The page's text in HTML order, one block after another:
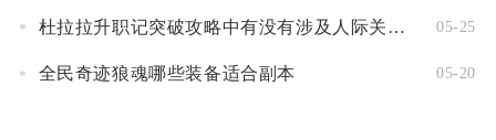
杜拉拉升职记突破攻略中有没有涉及人际关系的建议 05-25
全民奇迹狼魂哪些装备适合副本 05-20